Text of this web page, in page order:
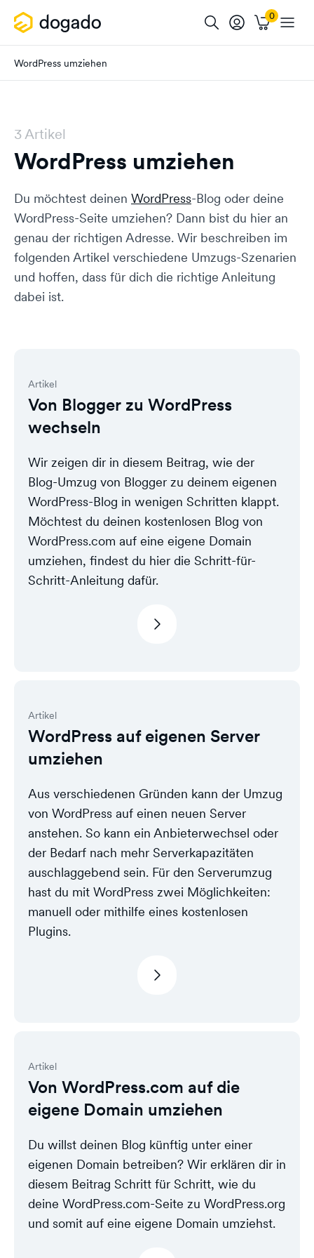
WordPress umziehen
3 Artikel
WordPress umziehen
Du möchtest deinen WordPress-Blog oder deine
WordPress-Seite umziehen? Dann bist du hier an
genau der richtigen Adresse. Wir beschreiben im
folgenden Artikel verschiedene Umzugs-Szenarien
und hoffen, dass für dich die richtige Anleitung
dabei ist.
Artikel
Von Blogger zu WordPress
wechseln
Wir zeigen dir in diesem Beitrag, wie der
Blog-Umzug von Blogger zu deinem eigenen
WordPress-Blog in wenigen Schritten klappt.
Möchtest du deinen kostenlosen Blog von
WordPress.com auf eine eigene Domain
umziehen, findest du hier die Schritt-für-
Schritt-Anleitung dafür.
Artikel
WordPress auf eigenen Server
umziehen
Aus verschiedenen Gründen kann der Umzug
von WordPress auf einen neuen Server
anstehen. So kann ein Anbieterwechsel oder
der Bedarf nach mehr Serverkapazitäten
auschlaggebend sein. Für den Serverumzug
hast du mit WordPress zwei Möglichkeiten:
manuell oder mithilfe eines kostenlosen
Plugins.
Artikel
Von WordPress.com auf die
eigene Domain umziehen
Du willst deinen Blog künftig unter einer
eigenen Domain betreiben? Wir erklären dir in
diesem Beitrag Schritt für Schritt, wie du
deine WordPress.com-Seite zu WordPress.org
und somit auf eine eigene Domain umziehst.